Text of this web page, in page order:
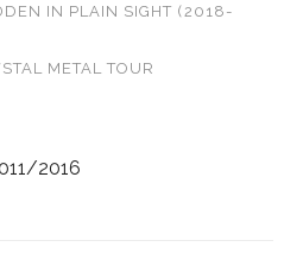
IN PLAIN SIGHT (2018-
METAL TOUR
2016